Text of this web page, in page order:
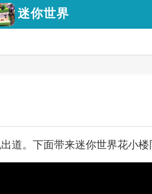
迷你世界
道。下面带来迷你世界花小楼